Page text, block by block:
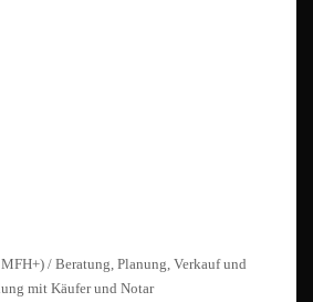
/ Beratung, Planung, Verkauf und
mit Käufer und Notar